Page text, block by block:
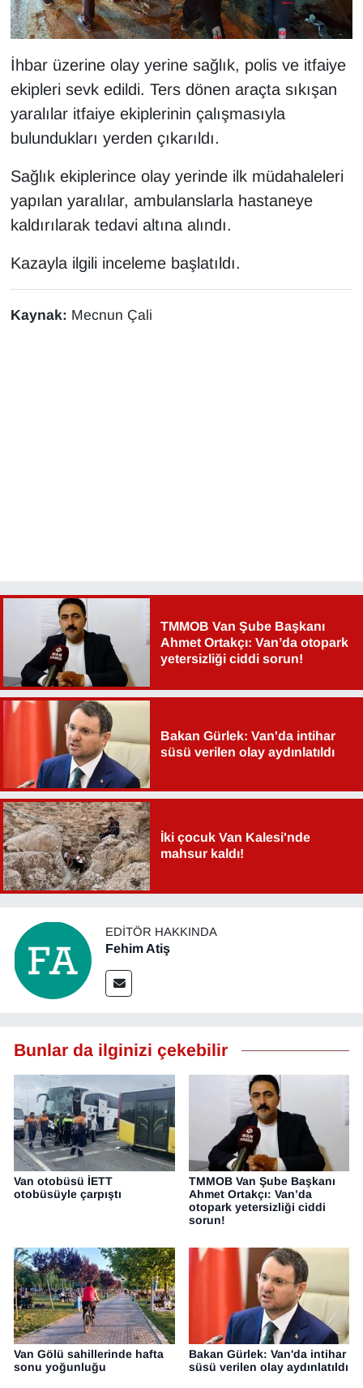
İhbar üzerine olay yerine sağlık, polis ve itfaiye
ekipleri sevk edildi. Ters dönen araçta sıkışan
yaralılar itfaiye ekiplerinin çalışmasıyla
bulundukları yerden çıkarıldı.
Sağlık ekiplerince olay yerinde ilk müdahaleleri
yapılan yaralılar, ambulanslarla hastaneye
kaldırılarak tedavi altına alındı.
Kazayla ilgili inceleme başlatıldı.
Kaynak: Mecnun Çali
TMMOB Van Şube Başkanı
Ahmet Ortakçı: Van’da otopark
yetersizliği ciddi sorun!
Bakan Gürlek: Van'da intihar
süsü verilen olay aydınlatıldı
İki çocuk Van Kalesi'nde
mahsur kaldı!
EDITÖR HAKKINDA
Fehim Atiş
Bunlar da ilginizi çekebilir
Van otobüsü İETT
otobüsüyle çarpıştı
TMMOB Van Şube Başkanı
Ahmet Ortakçı: Van’da
otopark yetersizliği ciddi
sorun!
Van Gölü sahillerinde hafta
sonu yoğunluğu
Bakan Gürlek: Van'da intihar
süsü verilen olay aydınlatıldı
MEDYA
ONE EKONOMİ
POLİTİKA
Resmi İlanlar
RÖPORTAJ
SAĞLIK
Seri İlan
Sinema - TV
Vasıta
YAŞAM
YEREL